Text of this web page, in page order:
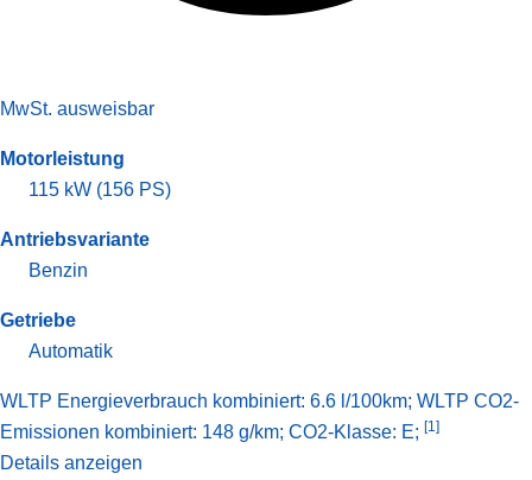
MwSt. ausweisbar
Motorleistung
115 kW (156 PS)
Antriebsvariante
Benzin
Getriebe
Automatik
WLTP Energieverbrauch kombiniert: 6.6 l/100km; WLTP CO2-
Emissionen kombiniert: 148 g/km; CO2-Klasse: E; [1]
Details anzeigen